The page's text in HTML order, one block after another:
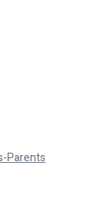
Parents